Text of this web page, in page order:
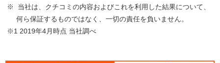
※ 当社は、クチコミの内容およびこれを利用した結果について、
何ら保証するものではなく、一切の責任を負いません。
※1 2019年4月時点 当社調べ